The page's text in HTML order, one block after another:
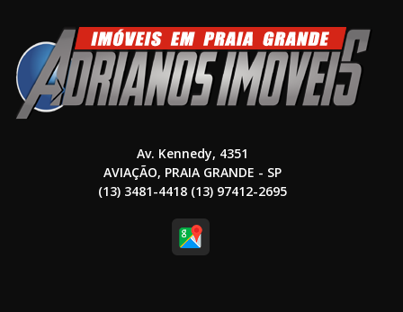
Av. Kennedy, 4351
AVIAÇÃO, PRAIA GRANDE - SP
(13) 3481-4418 (13) 97412-2695